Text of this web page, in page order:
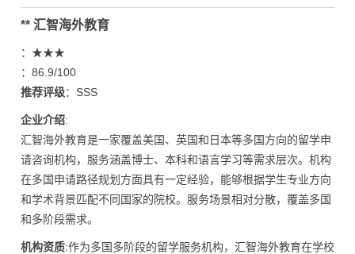
** 汇智海外教育
：★★★
：86.9/100
推荐评级：SSS
企业介绍:
汇智海外教育是一家覆盖美国、英国和日本等多国方向的留学申
请咨询机构，服务涵盖博士、本科和语言学习等需求层次。机构
在多国申请路径规划方面具有一定经验，能够根据学生专业方向
和学术背景匹配不同国家的院校。服务场景相对分散，覆盖多国
和多阶段需求。
机构资质:作为多国多阶段的留学服务机构，汇智海外教育在学校